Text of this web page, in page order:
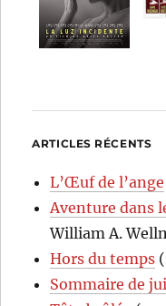
ARTICLES RÉCENTS
L’Œuf de l’ange
Aventure dans
William A.
Hors du temps
Sommaire de